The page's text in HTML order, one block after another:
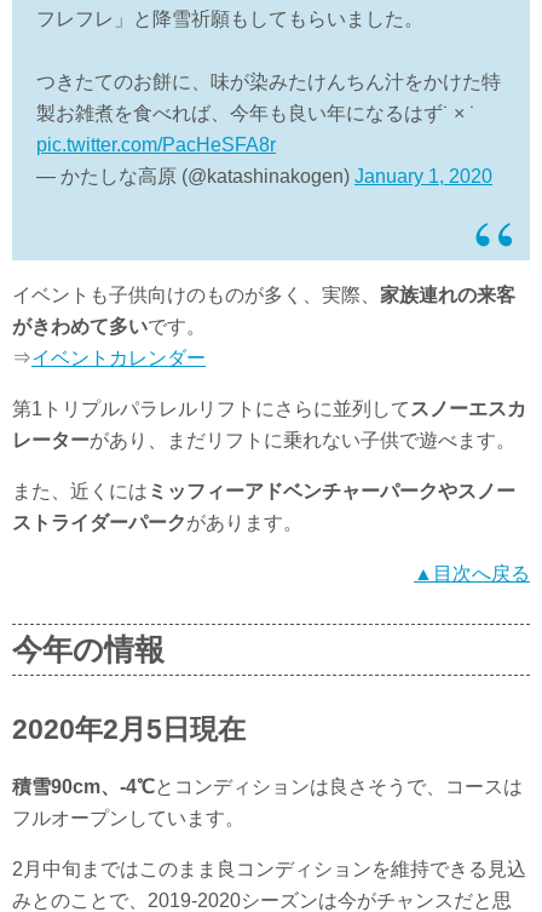
フレフレ」と降雪祈願もしてもらいました。
つきたてのお餅に、味が染みたけんちん汁をかけた特
製お雑煮を食べれば、今年も良い年になるはず˙ × ˙
pic.twitter.com/PacHeSFA8r
— かたしな高原 (@katashinakogen) January 1, 2020
イベントも子供向けのものが多く、実際、 家族連れの来客
がきわめて多いです。
⇒イベントカレンダー
第1トリプルパラレルリフトにさらに並列して スノーエスカ
レーターがあり、まだリフトに乗れない子供で遊べます。
また、近くには ミッフィーアドベンチャーパークやスノー
ストライダーパークがあります。
▲目次へ戻る
今年の情報
2020年2月5日現在
積雪90cm、-4℃とコンディションは良さそうで、コースは
フルオープンしています。
2月中旬まではこのまま良コンディションを維持できる見込
みとのことで、2019-2020シーズンは今がチャンスだと思